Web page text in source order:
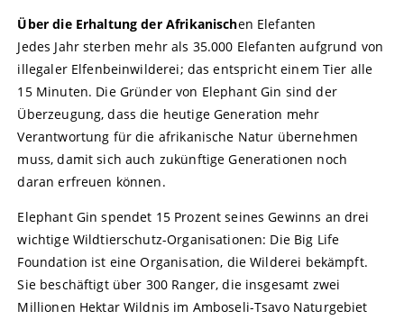
Über die Erhaltung der Afrikanischen Elefanten
Jedes Jahr sterben mehr als 35.000 Elefanten aufgrund von
illegaler Elfenbeinwilderei; das entspricht einem Tier alle
15 Minuten. Die Gründer von Elephant Gin sind der
Überzeugung, dass die heutige Generation mehr
Verantwortung für die afrikanische Natur übernehmen
muss, damit sich auch zukünftige Generationen noch
daran erfreuen können.
Elephant Gin spendet 15 Prozent seines Gewinns an drei
wichtige Wildtierschutz-Organisationen: Die Big Life
Foundation ist eine Organisation, die Wilderei bekämpft.
Sie beschäftigt über 300 Ranger, die insgesamt zwei
Millionen Hektar Wildnis im Amboseli-Tsavo Naturgebiet